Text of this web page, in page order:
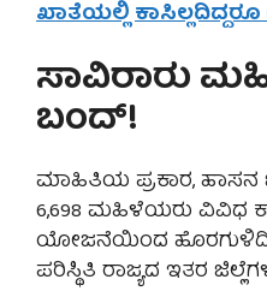
ಖಾತೆಯಲ್ಲಿ
ಸಾವಿರಾರು
ಬಂದ್!
ಮಾಹಿತಿಯ ಪ್ರಕಾರ, ಹಾಸನ
6,698 ಮಹಿಳೆಯರು ವಿವಿಧ
ಯೋಜನೆಯಿಂದ
ಪರಿಸ್ಥಿತಿ ರಾಜ್ಯದ ಇತರ